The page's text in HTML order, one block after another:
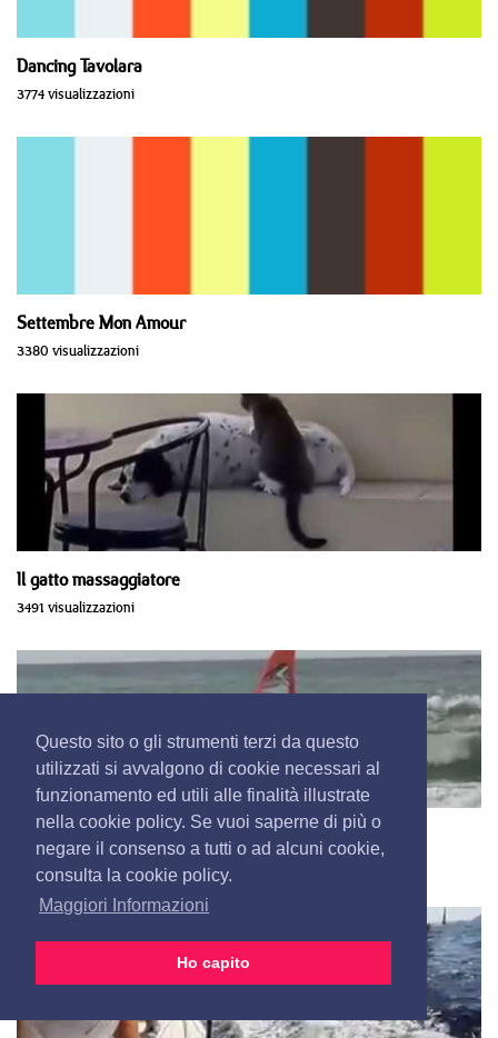
Questo sito o gli strumenti terzi da questo
utilizzati si avvalgono di cookie necessari al
funzionamento ed utili alle finalità illustrate
nella cookie policy. Se vuoi saperne di più o
negare il consenso a tutti o ad alcuni cookie,
consulta la cookie policy.
Maggiori Informazioni
Ho capito
Dancing Tavolara
3774 visualizzazioni
Settembre Mon Amour
3380 visualizzazioni
Il gatto massaggiatore
3491 visualizzazioni
Sulle onde a 9 anni
3342 visualizzazioni